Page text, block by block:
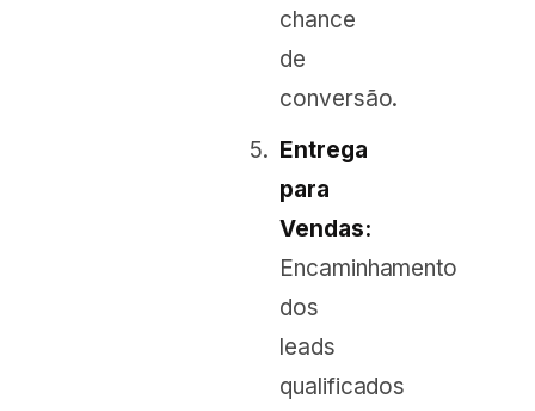
chance
de
conversão.
Entrega
para
Vendas:
Encaminhamento
dos
leads
qualificados